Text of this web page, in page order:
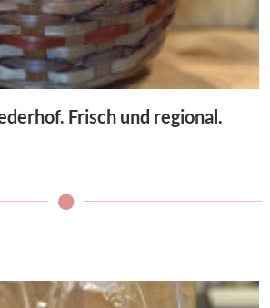
Frisch und regional.